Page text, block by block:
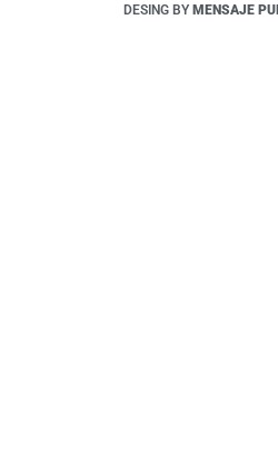
DESING BY MENSAJE